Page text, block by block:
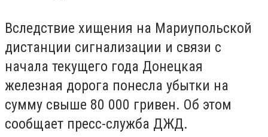
Вследствие хищения на Мариупольской
дистанции сигнализации и связи с
начала текущего года Донецкая
железная дорога понесла убытки на
сумму свыше 80 000 гривен. Об этом
сообщает пресс-служба ДЖД.